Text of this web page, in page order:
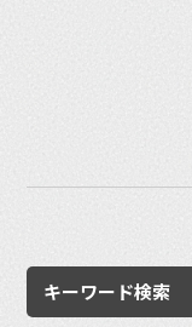
キーワード検索